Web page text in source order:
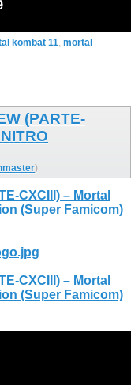
kombat 11, mortal
(PARTE-
)
CXCIII) – Mortal
(Super Famicom)
CXCIII) – Mortal
(Super Famicom)